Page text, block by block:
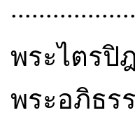
พระไตรปิ
พระอภิธ